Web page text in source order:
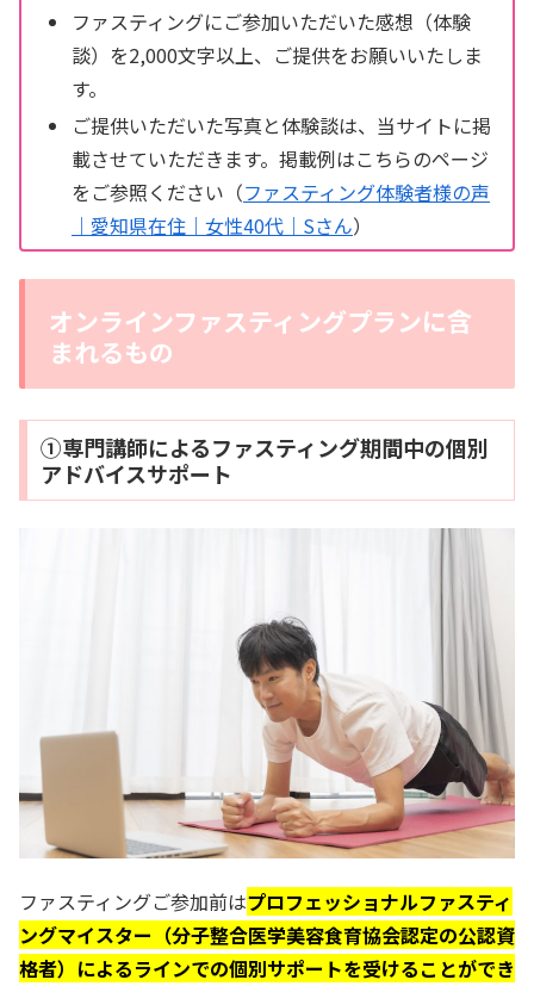
ファスティングにご参加いただいた感想（体験
談）を2,000文字以上、ご提供をお願いいたしま
す。
ご提供いただいた写真と体験談は、当サイトに掲
載させていただきます。掲載例はこちらのページ
をご参照ください（ファスティング体験者様の声
｜愛知県在住｜女性40代｜Sさん）
オンラインファスティングプランに含
まれるもの
①専門講師によるファスティング期間中の個別
アドバイスサポート
ファスティングご参加前はプロフェッショナルファスティ
ングマイスター（分子整合医学美容食育協会認定の公認資
格者）によるラインでの個別サポートを受けることができ